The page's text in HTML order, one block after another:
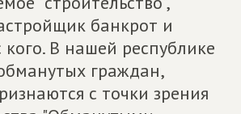
банкрот и
кого. В нашей республике
граждан,
с точки зрения